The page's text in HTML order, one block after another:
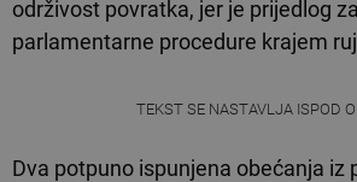
održivost povratka, jer je prijedlog
parlamentarne procedure krajem
TEKST SE NASTAVLJA ISPOD
Dva potpuno ispunjena obećanja iz